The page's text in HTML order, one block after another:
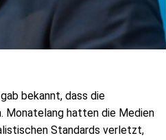
bekannt, dass die
Monatelang hatten die Medien
Standards verletzt,